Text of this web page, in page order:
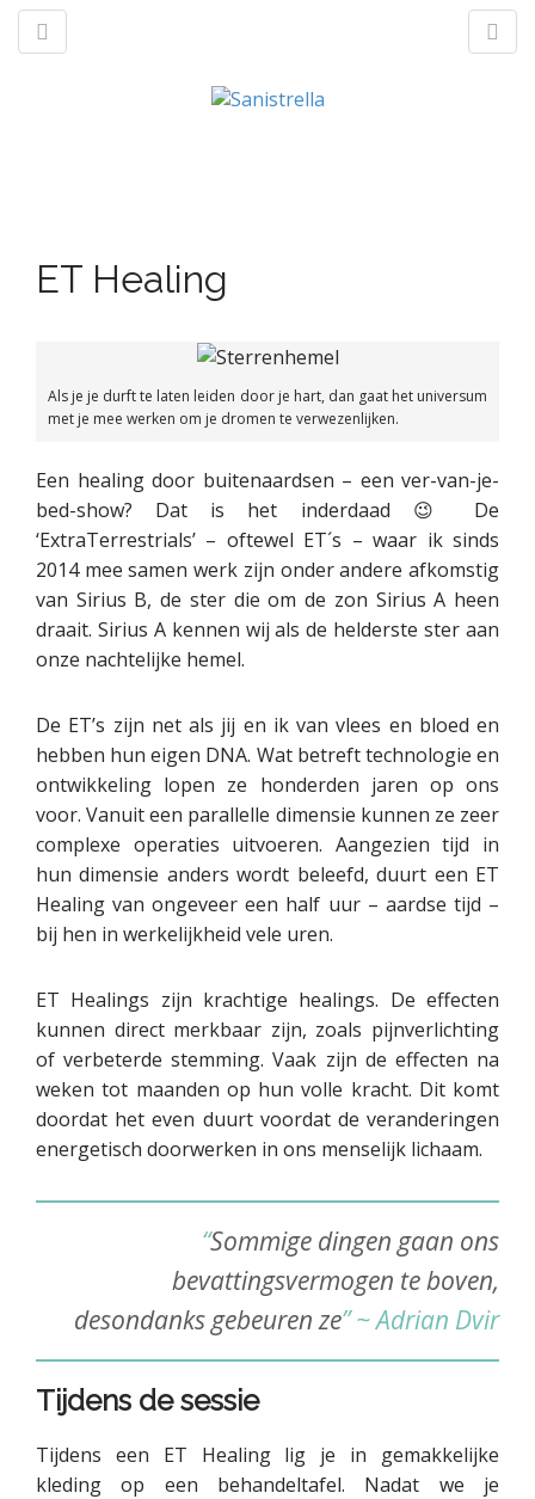
ET Healing
Als je je durft te laten leiden door je hart, dan gaat het universum
met je mee werken om je dromen te verwezenlijken.
Een healing door buitenaardsen – een ver-van-je-
bed-show? Dat is het inderdaad 😉 De
‘ExtraTerrestrials’ – oftewel ET´s – waar ik sinds
2014 mee samen werk zijn onder andere afkomstig
van Sirius B, de ster die om de zon Sirius A heen
draait. Sirius A kennen wij als de helderste ster aan
onze nachtelijke hemel.
De ET’s zijn net als jij en ik van vlees en bloed en
hebben hun eigen DNA. Wat betreft technologie en
ontwikkeling lopen ze honderden jaren op ons
voor. Vanuit een parallelle dimensie kunnen ze zeer
complexe operaties uitvoeren. Aangezien tijd in
hun dimensie anders wordt beleefd, duurt een ET
Healing van ongeveer een half uur – aardse tijd –
bij hen in werkelijkheid vele uren.
ET Healings zijn krachtige healings. De effecten
kunnen direct merkbaar zijn, zoals pijnverlichting
of verbeterde stemming. Vaak zijn de effecten na
weken tot maanden op hun volle kracht. Dit komt
doordat het even duurt voordat de veranderingen
energetisch doorwerken in ons menselijk lichaam.
“Sommige dingen gaan ons
bevattingsvermogen te boven,
desondanks gebeuren ze” ~ Adrian Dvir
Tijdens de sessie
Tijdens een ET Healing lig je in gemakkelijke
kleding op een behandeltafel. Nadat we je